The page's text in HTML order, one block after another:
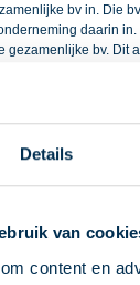
Details
van
content en
bv in. Die
daarin
gezamenlijke bv. Dit
om geruisloze
maar die zet